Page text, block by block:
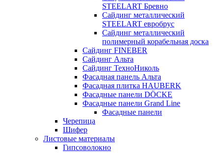
STEELART Бревно
Сайдинг металлический
STEELART евробрус
Сайдинг металлический
полимерный корабельная доска
Сайдинг FINEBER
Сайдинг Альта
Сайдинг ТехноНиколь
Фасадная панель Альта
Фасадная плитка HAUBERK
Фасадные панели DÖCKE
Фасадные панели Grand Line
Фасадные панели
Черепица
Шифер
Листовые материалы
Гипсоволокно